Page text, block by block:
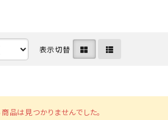
表示切替
品は見つかりませんでした。